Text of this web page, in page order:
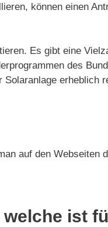
können einen
Es gibt eine
des
erheblich
auf den Webseiten
ist